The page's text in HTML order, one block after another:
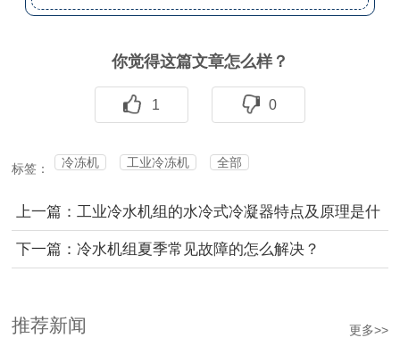
你觉得这篇文章怎么样？
1 0
标签： 冷冻机 工业冷冻机 全部
上一篇：工业冷水机组的水冷式冷凝器特点及原理是什
么？
下一篇：冷水机组夏季常见故障的怎么解决？
更多>>
推荐新闻